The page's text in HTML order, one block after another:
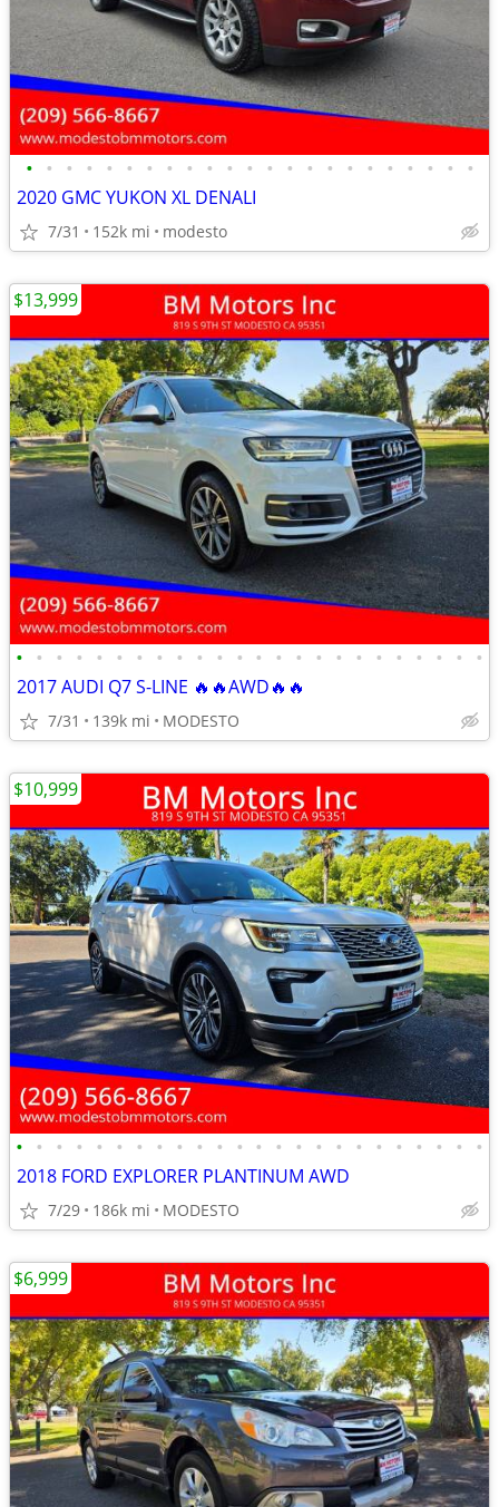
• • • • • • • • • • • • • • • • • • • • • • •
2020 GMC YUKON XL DENALI
7/31 152k mi modesto
• • • • • • • • • • • • • • • • • • • • • • • •
2017 AUDI Q7 S-LINE 🔥🔥AWD🔥🔥
7/31 139k mi MODESTO
$13,999
• • • • • • • • • • • • • • • • • • • • • • • •
2018 FORD EXPLORER PLANTINUM AWD
7/29 186k mi MODESTO
$10,999
$6,999